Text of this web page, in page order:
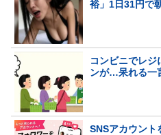
裕」1日31円で
コンビニでレジ
ンが…呆れる一
SNSアカウント